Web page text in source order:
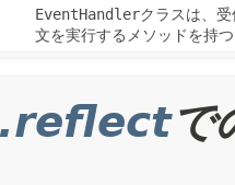
EventHandlerクラスは、
文を実行するメソッドを持
で